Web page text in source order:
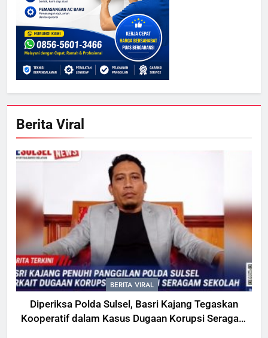
Berita Viral
BERITA VIRAL
Diperiksa Polda Sulsel, Basri Kajang Tegaskan
Kooperatif dalam Kasus Dugaan Korupsi Seragam